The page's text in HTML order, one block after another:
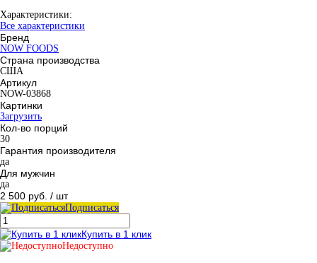
Характеристики:
Все характеристики
Бренд
NOW FOODS
Страна производства
США
Артикул
NOW-03868
Картинки
Загрузить
Кол-во порций
30
Гарантия производителя
да
Для мужчин
да
2 500 руб. / шт
Подписаться
Купить в 1 клик
Недоступно